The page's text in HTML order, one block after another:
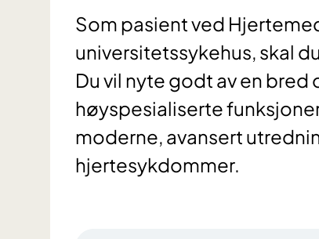
Som pasient ved
universitetssykehus, skal
Du vil nyte godt av en
høyspesialiserte
moderne, avansert
hjertesykdommer.